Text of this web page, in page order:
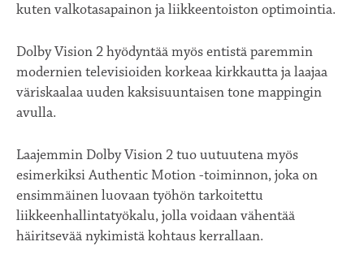
kuten valkotasapainon ja liikkeentoiston optimointia.
Dolby Vision 2 hyödyntää myös entistä paremmin
modernien televisioiden korkeaa kirkkautta ja laajaa
väriskaalaa uuden kaksisuuntaisen tone mappingin
avulla.
Laajemmin Dolby Vision 2 tuo uutuutena myös
esimerkiksi Authentic Motion -toiminnon, joka on
ensimmäinen luovaan työhön tarkoitettu
liikkeenhallintatyökalu, jolla voidaan vähentää
häiritsevää nykimistä kohtaus kerrallaan.